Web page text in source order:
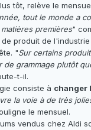
tôt, relève le
tout le monde a
premières"
produit de
"Sur certains
de grammage plutôt
t-il.
consiste à changer
la voie à de très
le mensuel.
vendus chez Aldi